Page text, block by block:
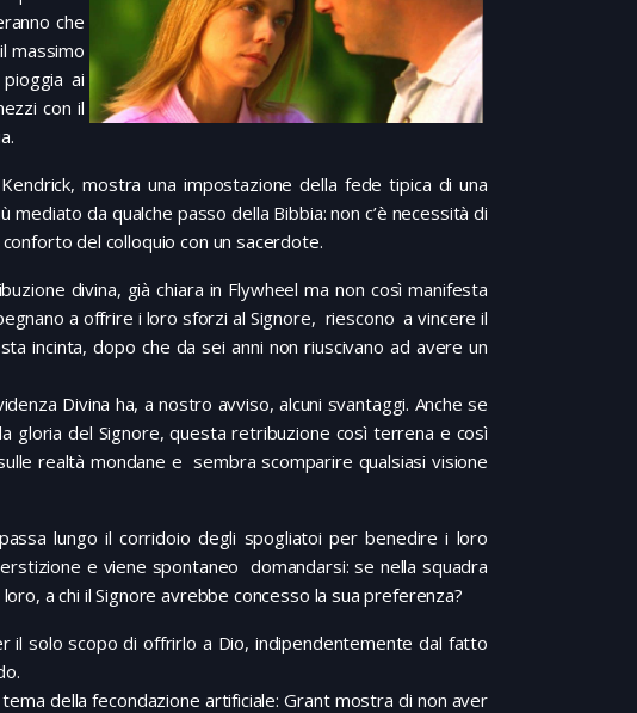
che
massimo
ai
con il
mostra una impostazione della fede tipica di una
da qualche passo della Bibbia: non c’è necessità di
del colloquio con un sacerdote.
divina, già chiara in Flywheel ma non così manifesta
a offrire i loro sforzi al Signore, riescono a vincere il
incinta, dopo che da sei anni non riuscivano ad avere un
Divina ha, a nostro avviso, alcuni svantaggi. Anche se
del Signore, questa retribuzione così terrena e così
realtà mondane e sembra scomparire qualsiasi visione
lungo il corridoio degli spogliatoi per benedire i loro
e viene spontaneo domandarsi: se nella squadra
a chi il Signore avrebbe concesso la sua preferenza?
il solo scopo di offrirlo a Dio, indipendentemente dal fatto
della fecondazione artificiale: Grant mostra di non aver